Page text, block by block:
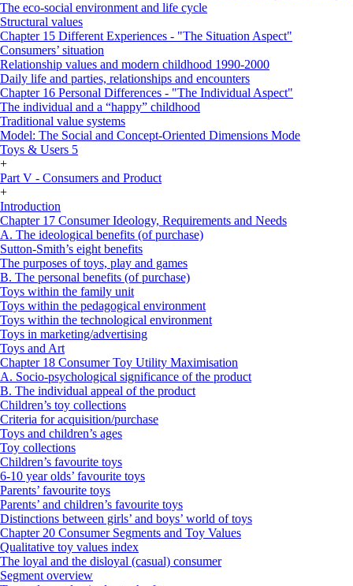
The eco-social environment and life cycle
Structural values
Chapter 15 Different Experiences - "The Situation Aspect"
Consumers’ situation
Relationship values and modern childhood 1990-2000
Daily life and parties, relationships and encounters
Chapter 16 Personal Differences - "The Individual Aspect"
The individual and a “happy” childhood
Traditional value systems
Model: The Social and Concept-Oriented Dimensions Mode
Toys & Users 5
+
Part V - Consumers and Product
+
Introduction
Chapter 17 Consumer Ideology, Requirements and Needs
A. The ideological benefits (of purchase)
Sutton-Smith’s eight benefits
The purposes of toys, play and games
B. The personal benefits (of purchase)
Toys within the family unit
Toys within the pedagogical environment
Toys within the technological environment
Toys in marketing/advertising
Toys and Art
Chapter 18 Consumer Toy Utility Maximisation
A. Socio-psychological significance of the product
B. The individual appeal of the product
Children’s toy collections
Criteria for acquisition/purchase
Toys and children’s ages
Toy collections
Children’s favourite toys
6-10 year olds’ favourite toys
Parents’ favourite toys
Parents’ and children’s favourite toys
Distinctions between girls’ and boys’ world of toys
Chapter 20 Consumer Segments and Toy Values
Qualitative toy values index
The loyal and the disloyal (casual) consumer
Segment overview